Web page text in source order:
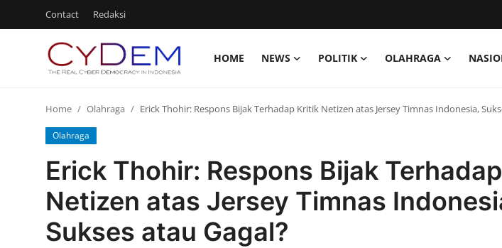
Contact Redaksi
HOME NEWS POLITIK OLAHRAGA
Login
Register
Contact
Redaksi
Home Olahraga Erick Thohir: Respons Bijak Terhadap Kritik Netizen atas Jersey Timnas Indonesia,
Olahraga
Erick Thohir: Respons Bijak
Netizen atas Jersey Timnas
Sukses atau Gagal?